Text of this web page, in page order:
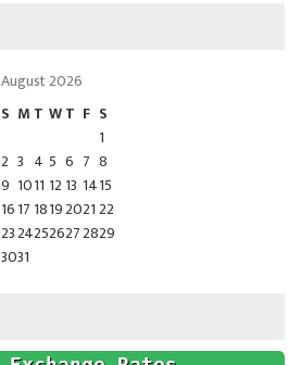
August 2026
S M T WT F S
1
2 3 4 5 6 7 8
9 1011 12 13 1415
1617 1819202122
23242526272829
3031